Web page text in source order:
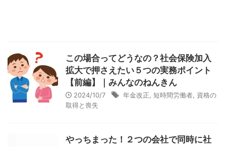
この場合ってどうなの？社会保険加入
拡大で押さえたい５つの実務ポイント
【前編】｜みんなのねんきん
2024/10/7 年金改正 短時間労働者 資格の
取得と喪失
やっちまった！２つの会社で同時に社